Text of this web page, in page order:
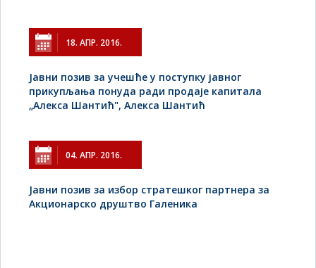
18. АПР. 2016.
Jавни позив за учешће у поступку јавног
прикупљања понуда ради продаје капитала
„Алекса Шантић", Алекса Шантић
04. АПР. 2016.
Јавни позив за избор стратешког партнера за
Акционарско друштво Галеника